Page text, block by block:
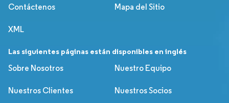
Contáctenos Mapa del Sitio
XML
Las siguientes páginas están disponibles en inglés
Sobre Nosotros
Nuestro Equipo
Nuestros Clientes Nuestros Socios